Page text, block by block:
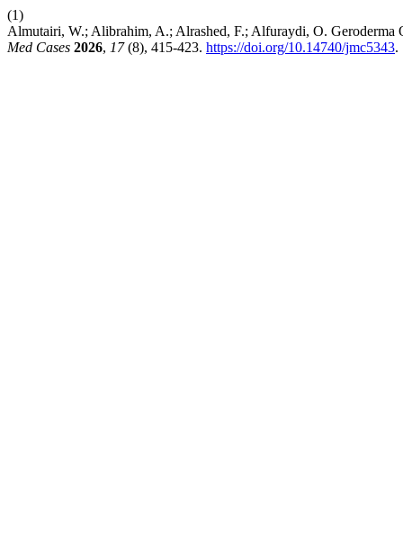
(1)
Almutairi, W.; Alibrahim, A.; Alrashed, F.; Alfuraydi, O. Geroderma
Med Cases 2026, 17(8), 415-423. https://doi.org/10.14740/jmc5343.